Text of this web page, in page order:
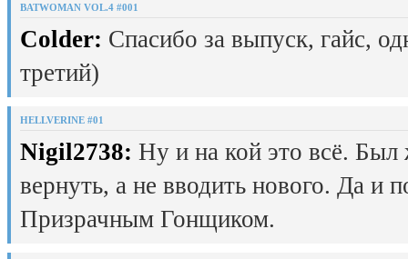
BATWOMAN VOL.4 #001
Colder: Спасибо за выпуск, гайс,
третий)
HELLVERINE #01
Nigil2738: Ну и на кой это всё.
вернуть, а не вводить нового. Да и
Призрачным Гонщиком.